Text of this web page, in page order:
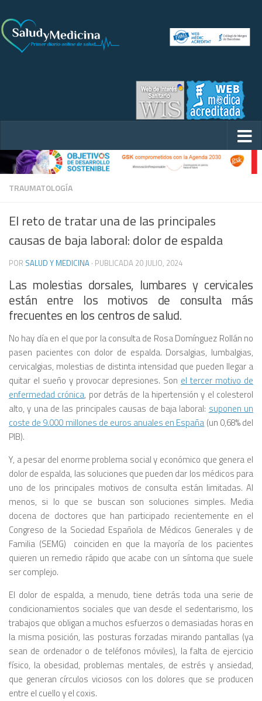
TRAUMATOLOGÍA
El reto de tratar una de las principales
causas de baja laboral: dolor de espalda
POR SALUD Y MEDICINA · PUBLICADA 20 JULIO, 2024
Las molestias dorsales, lumbares y cervicales
están entre los motivos de consulta más
frecuentes en los centros de salud.
No hay día en el que por la consulta de Rosa Domínguez Rollán no
pasen pacientes con dolor de espalda. Dorsalgias, lumbalgias,
cervicalgias, molestias de distinta intensidad que pueden llegar a
quitar el sueño y provocar depresiones. Son el tercer motivo de
enfermedad crónica, por detrás de la hipertensión y el colesterol
alto, y una de las principales causas de baja laboral: suponen un
coste de 9.000 millones de euros anuales en España (un 0,68% del
PIB).
Y, a pesar del enorme problema social y económico que genera el
dolor de espalda, las soluciones que pueden dar los médicos para
uno de los principales motivos de consulta están limitadas. Al
menos, si lo que se buscan son soluciones simples. Media
docena de doctores que han participado recientemente en el
Congreso de la Sociedad Española de Médicos Generales y de
Familia (SEMG) coinciden en que la mayoría de los pacientes
quieren un remedio rápido que acabe con un síntoma que suele
ser complejo.
El dolor de espalda, a menudo, tiene detrás toda una serie de
condicionamientos sociales que van desde el sedentarismo, los
trabajos que obligan a muchos esfuerzos o demasiadas horas en
la misma posición, las posturas forzadas mirando pantallas (ya
sean de ordenador o de teléfonos móviles), la falta de ejercicio
físico, la obesidad, problemas mentales, de estrés y ansiedad,
que generan círculos viciosos con los dolores que se producen
entre el cuello y el coxis.